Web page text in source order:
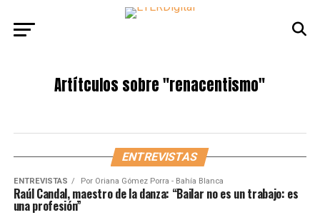
Artítculos sobre"renacentismo"
ENTREVISTAS
ENTREVISTAS Por Oriana Gómez Porra - Bahía Blanca
Raúl Candal, maestro de la danza: “Bailar no es un trabajo: es
una profesión”